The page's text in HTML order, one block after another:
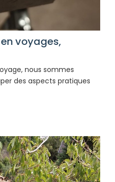
voyages,
nous sommes
des aspects pratiques